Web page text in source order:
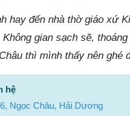
hay đến nhà thờ giáo xứ
gian sạch sẽ,
thì mình thấy nên ghé
hệ
Ngọc Châu, Hải Dương